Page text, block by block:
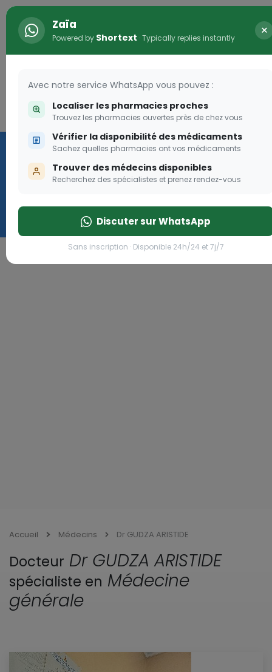
Connexion
Vaccination
Accueil Médecins Dr GUDZA ARISTIDE
Docteur Dr GUDZA ARISTIDE
spécialiste en Médecine
générale
Zaïa
Powered by Shortext · Typically replies instantly ×
Avec notre service WhatsApp vous pouvez :
Localiser les pharmacies proches
Trouvez les pharmacies ouvertes près de chez vous
Vérifier la disponibilité des médicaments
Sachez quelles pharmacies ont vos médicaments
Trouver des médecins disponibles
Recherchez des spécialistes et prenez rendez-vous
Discuter sur WhatsApp
Sans inscription · Disponible 24h/24 et 7j/7